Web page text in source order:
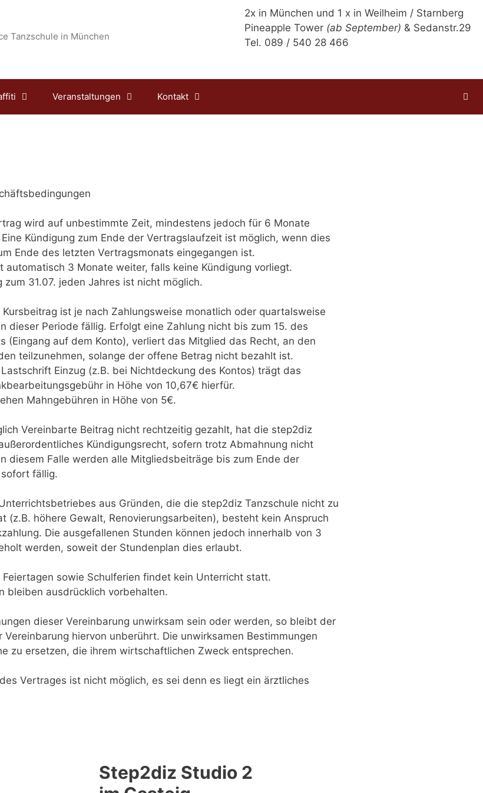
2x in München und 1 x in Weilheim / Starnberg
Pineapple Tower (ab September) & Sedanstr.29
Tel. 089 / 540 28 466
Tanzschule in München
Veranstaltungen Kontakt
wird auf unbestimmte Zeit, mindestens jedoch für 6 Monate
Kündigung zum Ende der Vertragslaufzeit ist möglich, wenn dies
Ende des letzten Vertragsmonats eingegangen ist.
automatisch 3 Monate weiter, falls keine Kündigung vorliegt.
zum 31.07. jeden Jahres ist nicht möglich.
ist je nach Zahlungsweise monatlich oder quartalsweise
dieser Periode fällig. Erfolgt eine Zahlung nicht bis zum 15. des
(Eingang auf dem Konto), verliert das Mitglied das Recht, an den
teilzunehmen, solange der offene Betrag nicht bezahlt ist.
Einzug (z.B. bei Nichtdeckung des Kontos) trägt das
in Höhe von 10,67€ hierfür.
Mahngebühren in Höhe von 5€.
Vereinbarte Beitrag nicht rechtzeitig gezahlt, hat die step2diz
Kündigungsrecht, sofern trotz Abmahnung nicht
diesem Falle werden alle Mitgliedsbeiträge bis zum Ende der
fällig.
aus Gründen, die die step2diz Tanzschule nicht zu
(z.B. höhere Gewalt, Renovierungsarbeiten), besteht kein Anspruch
Die ausgefallenen Stunden können jedoch innerhalb von 3
werden, soweit der Stundenplan dies erlaubt.
sowie Schulferien findet kein Unterricht statt.
bleiben ausdrücklich vorbehalten.
dieser Vereinbarung unwirksam sein oder werden, so bleibt der
Vereinbarung hiervon unberührt. Die unwirksamen Bestimmungen
zu ersetzen, die ihrem wirtschaftlichen Zweck entsprechen.
Vertrages ist nicht möglich, es sei denn es liegt ein ärztliches
Step2diz Studio 2